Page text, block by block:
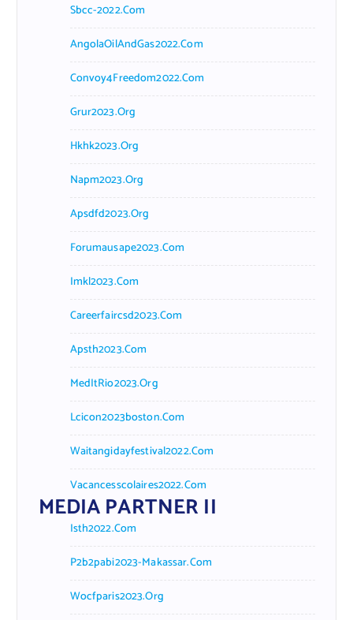
Sbcc-2022.com
AngolaOilAndGas2022.com
Convoy4Freedom2022.com
Grur2023.org
Hkhk2023.org
Napm2023.org
Apsdfd2023.org
Forumausape2023.com
Imkl2023.com
Careerfaircsd2023.com
Apsth2023.com
MedItRio2023.org
Lcicon2023boston.com
Waitangidayfestival2022.com
Vacancesscolaires2022.com
MEDIA PARTNER II
Isth2022.com
P2b2pabi2023-Makassar.com
Wocfparis2023.org